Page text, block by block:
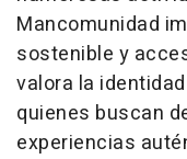
Mancomunidad
sostenible y
valora la
quienes buscan
experiencias